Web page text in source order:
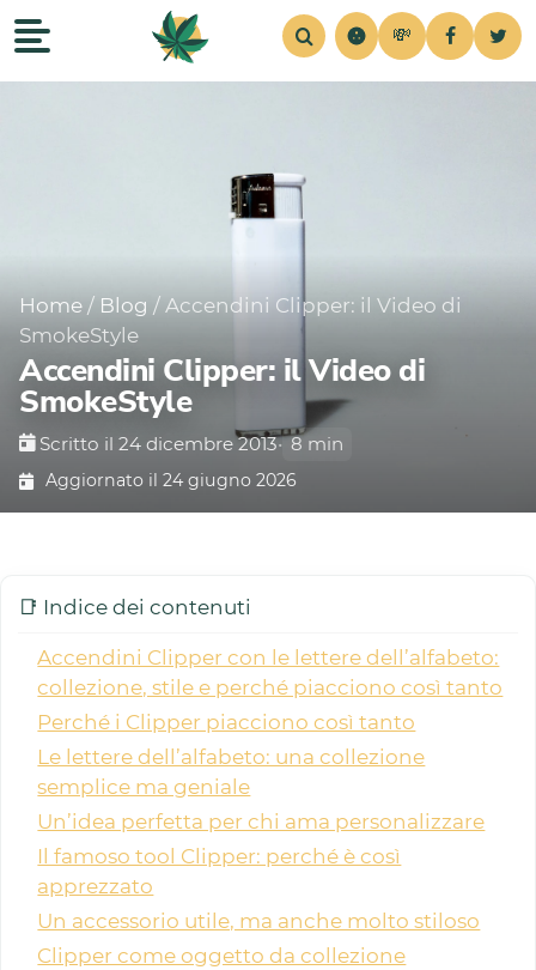
Recensioni
💸
Home / Blog / Accendini Clipper: il Video di
SmokeStyle
Accendini Clipper: il Video di
SmokeStyle
Scritto il 24 dicembre 2013• 8 min
Aggiornato il 24 giugno 2026
📑 Indice dei contenuti
Accendini Clipper con le lettere dell’alfabeto:
collezione, stile e perché piacciono così tanto
Perché i Clipper piacciono così tanto
Le lettere dell’alfabeto: una collezione
semplice ma geniale
Un’idea perfetta per chi ama personalizzare
Il famoso tool Clipper: perché è così
apprezzato
Un accessorio utile, ma anche molto stiloso
Clipper come oggetto da collezione